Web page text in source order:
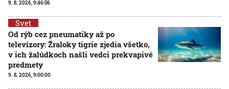
9. 8. 2026, 9:46:56
Svet
Od rýb cez pneumatiky až po
televízory: Žraloky tigrie zjedia všetko,
v ich žalúdkoch našli vedci prekvapivé
predmety
9. 8. 2026, 9:00:00